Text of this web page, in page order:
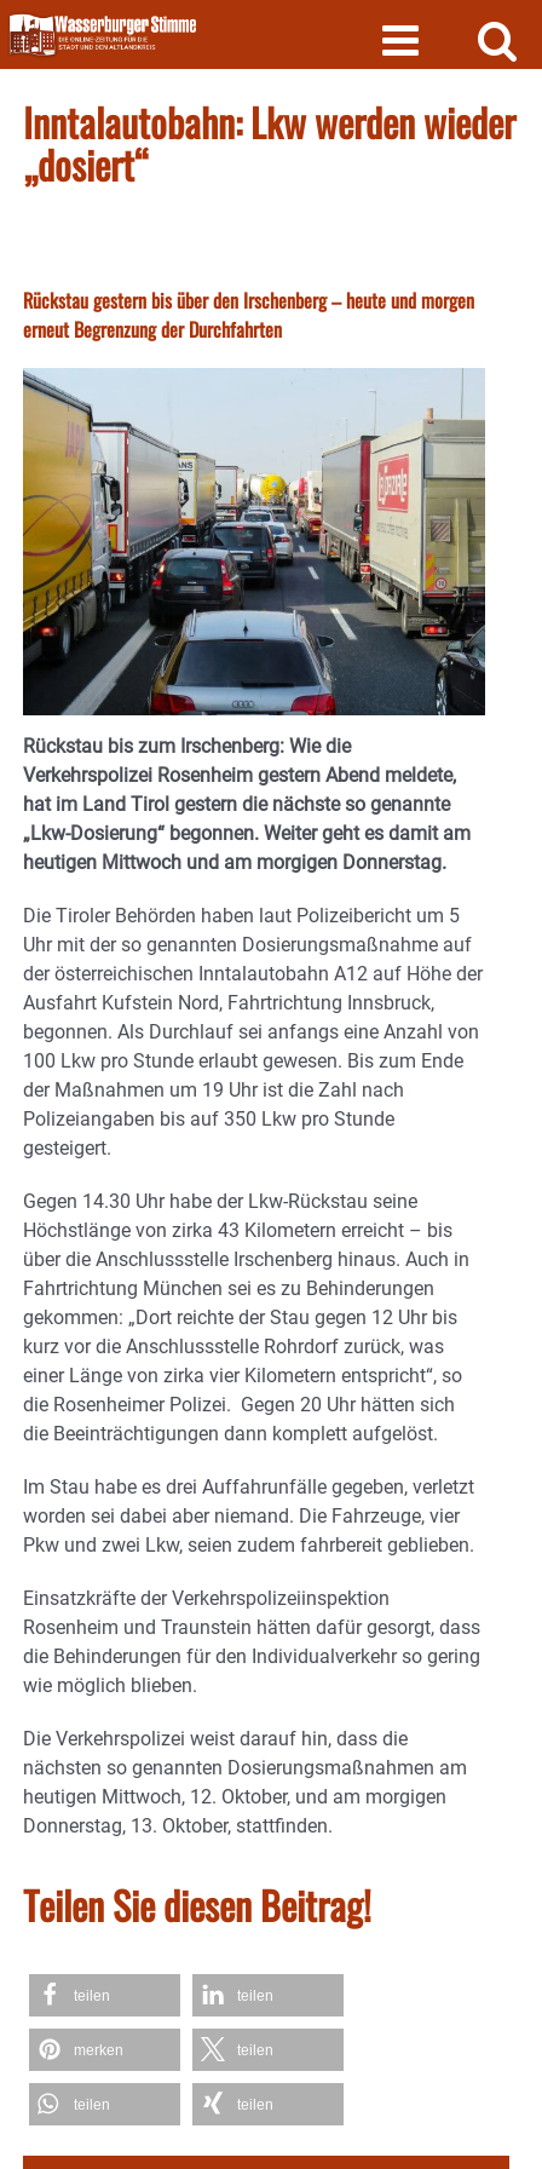
Skip
to
content
Inntalautobahn: Lkw werden wieder
„dosiert“
Rückstau gestern bis über den Irschenberg – heute und morgen
erneut Begrenzung der Durchfahrten
Rückstau bis zum Irschenberg: Wie die
Verkehrspolizei Rosenheim gestern Abend meldete,
hat im Land Tirol gestern die nächste so genannte
„Lkw-Dosierung“ begonnen. Weiter geht es damit am
heutigen Mittwoch und am morgigen Donnerstag.
Die Tiroler Behörden haben laut Polizeibericht um 5
Uhr mit der so genannten Dosierungsmaßnahme auf
der österreichischen Inntalautobahn A12 auf Höhe der
Ausfahrt Kufstein Nord, Fahrtrichtung Innsbruck,
begonnen. Als Durchlauf sei anfangs eine Anzahl von
100 Lkw pro Stunde erlaubt gewesen. Bis zum Ende
der Maßnahmen um 19 Uhr ist die Zahl nach
Polizeiangaben bis auf 350 Lkw pro Stunde
gesteigert.
Gegen 14.30 Uhr habe der Lkw-Rückstau seine
Höchstlänge von zirka 43 Kilometern erreicht – bis
über die Anschlussstelle Irschenberg hinaus. Auch in
Fahrtrichtung München sei es zu Behinderungen
gekommen: „Dort reichte der Stau gegen 12 Uhr bis
kurz vor die Anschlussstelle Rohrdorf zurück, was
einer Länge von zirka vier Kilometern entspricht“, so
die Rosenheimer Polizei. Gegen 20 Uhr hätten sich
die Beeinträchtigungen dann komplett aufgelöst.
Im Stau habe es drei Auffahrunfälle gegeben, verletzt
worden sei dabei aber niemand. Die Fahrzeuge, vier
Pkw und zwei Lkw, seien zudem fahrbereit geblieben.
Einsatzkräfte der Verkehrspolizeiinspektion
Rosenheim und Traunstein hätten dafür gesorgt, dass
die Behinderungen für den Individualverkehr so gering
wie möglich blieben.
Die Verkehrspolizei weist darauf hin, dass die
nächsten so genannten Dosierungsmaßnahmen am
heutigen Mittwoch, 12. Oktober, und am morgigen
Donnerstag, 13. Oktober, stattfinden.
Teilen Sie diesen Beitrag!
teilen teilen
merken teilen
teilen teilen